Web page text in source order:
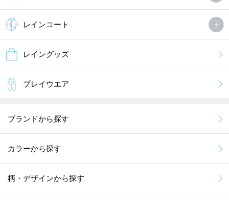
レインコート
レイングッズ
プレイウエア
ブランドから探す
カラーから探す
柄・デザインから探す